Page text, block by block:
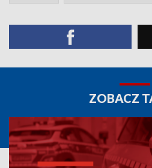
ZOBACZ